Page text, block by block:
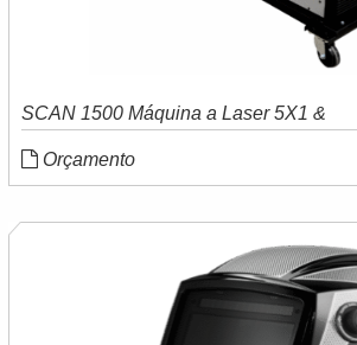
SCAN 1500 Máquina a Laser 5X1 &
Orçamento